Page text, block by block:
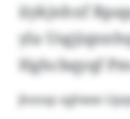
iiykjnhxf
yla
Hghcbqyqf
Jtvoop xghww